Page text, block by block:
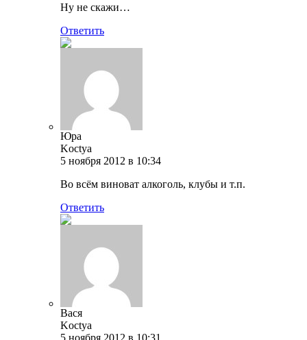
Ну не скажи…
Ответить
Юра
Koctya
5 ноября 2012 в 10:34
Во всём виноват алкоголь, клубы и т.п.
Ответить
Вася
Koctya
5 ноября 2012 в 10:31